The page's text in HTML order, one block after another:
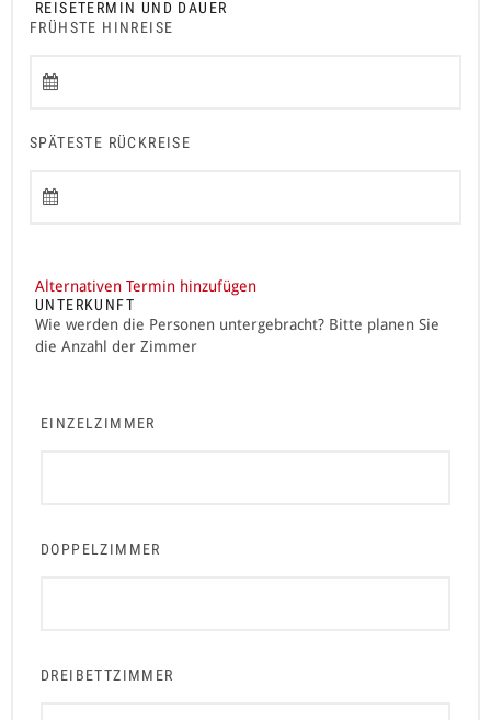
REISETERMIN UND DAUER
FRÜHSTE HINREISE
SPÄTESTE RÜCKREISE
Alternativen Termin hinzufügen
UNTERKUNFT
Wie werden die Personen untergebracht? Bitte planen Sie
die Anzahl der Zimmer
EINZELZIMMER
DOPPELZIMMER
DREIBETTZIMMER